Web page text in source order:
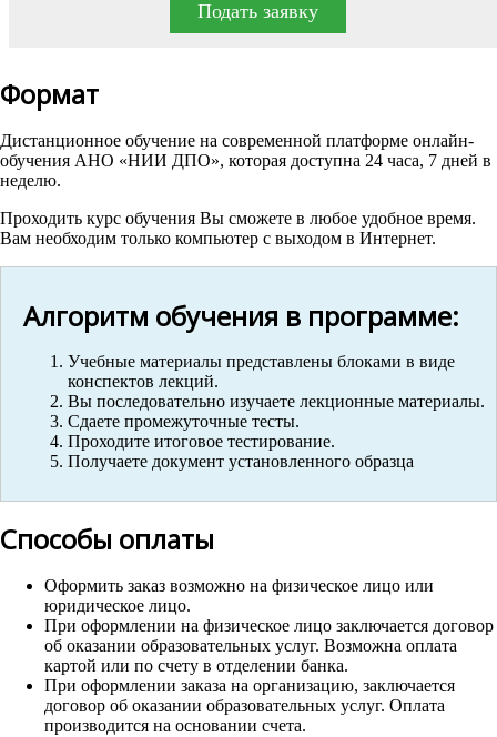
Подать заявку
Формат
Дистанционное обучение на современной платформе онлайн-
обучения АНО «НИИ ДПО», которая доступна 24 часа, 7 дней в
неделю.
Проходить курс обучения Вы сможете в любое удобное время.
Вам необходим только компьютер с выходом в Интернет.
Алгоритм обучения в программе:
Учебные материалы представлены блоками в виде
конспектов лекций.
Вы последовательно изучаете лекционные материалы.
Сдаете промежуточные тесты.
Проходите итоговое тестирование.
Получаете документ установленного образца
Способы оплаты
Оформить заказ возможно на физическое лицо или
юридическое лицо.
При оформлении на физическое лицо заключается договор
об оказании образовательных услуг. Возможна оплата
картой или по счету в отделении банка.
При оформлении заказа на организацию, заключается
договор об оказании образовательных услуг. Оплата
производится на основании счета.